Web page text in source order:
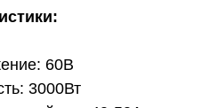
60В
3000Вт